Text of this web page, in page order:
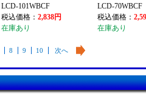
LCD-101WBCF
税込価格： 2,838円
在庫あり
LCD-70WBCF
税込価格：
在庫あり
8 9 10 次へ